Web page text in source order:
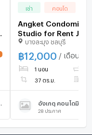
เช่า คอนโด
Angket
Studio for Rent
Pattaya
บางละมุง ชลบุรี
฿12,000 / เดือน
1 นอน
37 ตร.ม.
อังเกตุ คอนโดมิเนีย
28 ประกาศ